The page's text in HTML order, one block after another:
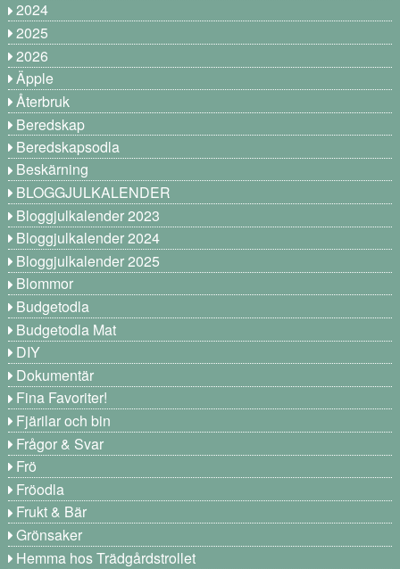
2024
2025
2026
Äpple
Återbruk
Beredskap
Beredskapsodla
Beskärning
BLOGGJULKALENDER
Bloggjulkalender 2023
Bloggjulkalender 2024
Bloggjulkalender 2025
Blommor
Budgetodla
Budgetodla Mat
DIY
Dokumentär
Fina Favoriter!
Fjärilar och bin
Frågor & Svar
Frö
Fröodla
Frukt & Bär
Grönsaker
Hemma hos Trädgårdstrollet